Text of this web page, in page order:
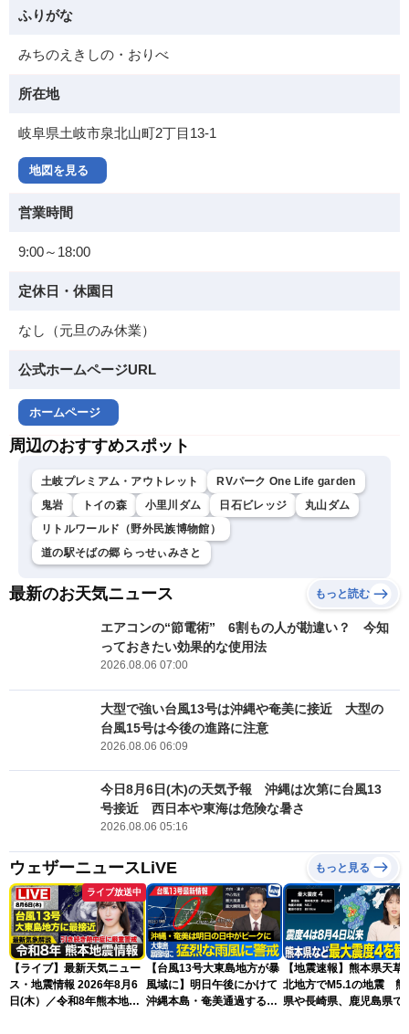
ふりがな
みちのえきしの・おりべ
所在地
岐阜県土岐市泉北山町2丁目13-1
地図を見る
営業時間
9:00～18:00
定休日・休園日
なし（元旦のみ休業）
公式ホームページURL
ホームページ
周辺のおすすめスポット
土岐プレミアム・アウトレット
RVパーク One Life garden
鬼岩
トイの森 小里川ダム 日石ビレッジ
丸山ダム
リトルワールド（野外民族博物館）
道の駅そばの郷 らっせぃみさと
最新のお天気ニュース もっと読む
エアコンの“節電術” 6割もの人が勘違い？ 今知
っておきたい効果的な使用法
2026.08.06 07:00
大型で強い台風13号は沖縄や奄美に接近 大型の
台風15号は今後の進路に注意
2026.08.06 06:09
今日8月6日(木)の天気予報 沖縄は次第に台風13
号接近 西日本や東海は危険な暑さ
2026.08.06 05:16
ウェザーニュースLiVE もっと見る
ライブ放送中
【ライブ】最新天気ニュー
ス・地震情報 2026年8月6
日(木）／令和8年熊本地震
【台風13号大東島地方が暴
風域に】明日午後にかけて
沖縄本島・奄美通過する見
【地震速報】熊本県天草
北地方でM5.1の地震 熊
県や長崎県、鹿児島県で